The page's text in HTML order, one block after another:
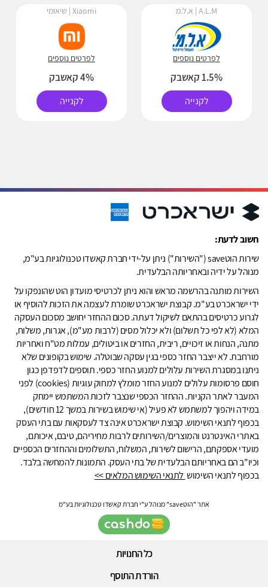
A.L.M | א.ל.מ
לפרטים נוספים
1.5% קאשבק
לקנייה
Xiaomi | שיאומי
לפרטים נוספים
4% קאשבק
לקנייה
חשוב לדעת:
שירות הוטsave ("השירות") ניתן על-ידי חברת קאשדו טכנולוגיות בע"מ,
מנוהל על ידיה ובאחריותה הבלעדית.
השירות מותנה בהרשמה מראש והוא ניתן לכרטיסי מועדון הוט שהונפקו על
ידי ישראכרט בע"מ. קבוצת ישראכרט שומרת לעצמה את הזכות להוסיף או
לגרוע כרטיסים בהתאם לשיקול דעתה. סכום ההחזר יחושב מסכום העסקה
המלא (לא לפי כל תשלום) ולא יכלול מסים (לרבות מע"מ), אגרות, משלוח,
מתנה, הנחות או זיכויים, ריבית, החזרים או ביטולים, עמלות מט"ח ואחריות
מורחבת. לא ייצבר החזר כספי בגין עסקה שבוטלה. שימוש בקופונים שלא
ניתנו במסגרת השירות עלולים למנוע החזר כספי. תוספים לדפדפן כגון
חוסם פרסומות עלולים למנוע החזר מומלץ למחוק עוגיות (cookies) לפני
המעבר לאתר הקניות. ההחזר הכספי שנצבר לזכות המשתמש יימחק
במידה ויהפוך למשתמש לא פעיל (אי שימוש בשירות במשך 12 חודשים),
בכפוף לתנאי השימוש. קבוצת ישראכרט אינה צד לעסקאות עם בתי העסק
באתרי האינטרנט והמוצרים/השירותים לרבות מחיריהם, טיבם, איכותם,
מועדי אספקתם, הרישום לשירות, המשלוח, התשלומים וההחזרים הכספיים
וכיו"ב הם באחריותם הבלעדית של בתי העסק. התמונות להמחשה בלבד.
בכפוף לתנאי השימוש לתנאי השימוש המלאים >>
אתר "הוטsave" מנוהל ע"י חברת קאשדו טכנולוגיות בע"מ
כל החנויות
הורדת התוסף